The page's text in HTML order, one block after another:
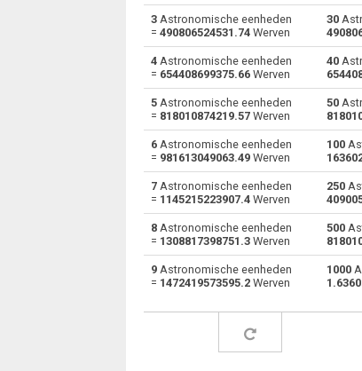
au
Astronomische eenheden
Diepgangsmerken
Astronomische eenheden naar
au Astronomische eenheden naar
au Astronomische eenheden naar
au Astronomische eenheden naar
au Astronomische eenheden naar
Astronomische eenheden naar
3 Astronomische eenheden
= 490806524531.74 Werven
30
4 Astronomische eenheden
= 654408699375.66 Werven
40
5 Astronomische eenheden
= 818010874219.57 Werven
50
6 Astronomische eenheden
= 981613049063.49 Werven
100
7 Astronomische eenheden
= 1145215223907.4 Werven
250
8 Astronomische eenheden
= 1308817398751.3 Werven
500
9 Astronomische eenheden
= 1472419573595.2 Werven
1000